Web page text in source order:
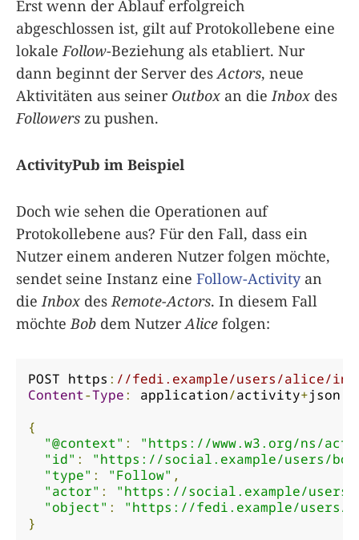
Erst wenn der Ablauf erfolgreich
abgeschlossen ist, gilt auf Protokollebene eine
lokale Follow-Beziehung als etabliert. Nur
dann beginnt der Server des Actors, neue
Aktivitäten aus seiner Outbox an die Inbox des
Followers zu pushen.
ActivityPub im Beispiel
Doch wie sehen die Operationen auf
Protokollebene aus? Für den Fall, dass ein
Nutzer einem anderen Nutzer folgen möchte,
sendet seine Instanz eine Follow-Activity an
die Inbox des Remote-Actors. In diesem Fall
möchte Bob dem NutzerAlice folgen:
POST https : //fedi.example/users/alice/
Content-Type: application/activity+json
{
"@context" :
"https://www.w3.org/ns/
"id" :
"https://social.example/users/
"type" : "Follow" ,
"actor" :
"https://social.example/users/
"object" :
"https://fedi.example/users/
}